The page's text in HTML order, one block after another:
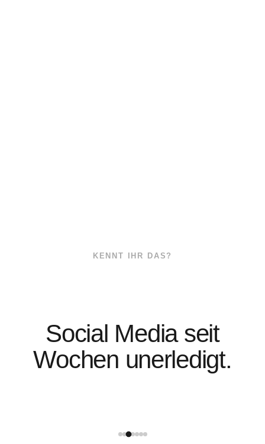
KENNT IHR DAS?
Social Media seit
Wochen unerledigt.